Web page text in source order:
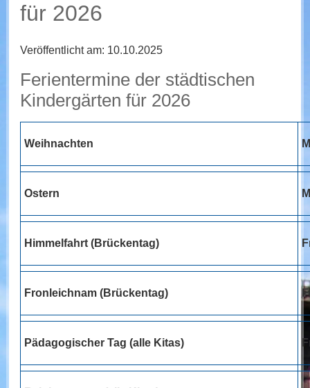
für 2026
Veröffentlicht am: 10.10.2025
Ferientermine der städtischen
Kindergärten für 2026
Weihnachten
Ostern
Himmelfahrt (Brückentag)
Fronleichnam (Brückentag)
Pädagogischer Tag (alle Kitas)